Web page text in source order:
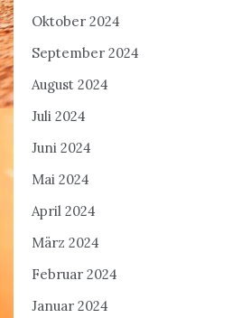
Oktober 2024
September 2024
August 2024
Juli 2024
Juni 2024
Mai 2024
April 2024
März 2024
Februar 2024
Januar 2024